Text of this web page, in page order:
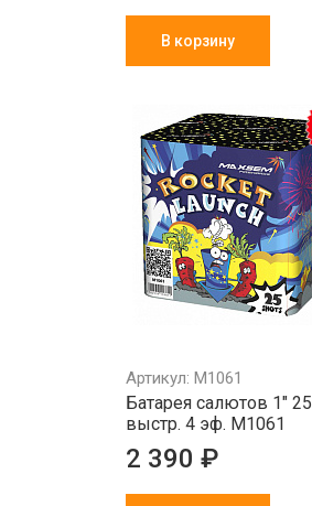
В корзину
Артикул: M1061
Батарея салютов 1" 25
выстр. 4 эф. M1061
2 390 ₽